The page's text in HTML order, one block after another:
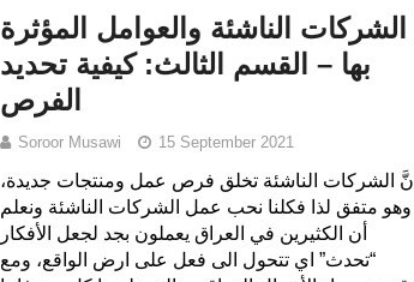
الشركات الناشئة والعوامل المؤثرة
بها – القسم الثالث: كيفية تحديد
الفرص
Soroor Musawi 15 September 2021
إنَّ الشركات الناشئة تخلق فرص عمل ومنتجات جديدة،
وهو متفق لذا فكلنا نحب عمل الشركات الناشئة ونعلم
أن الكثيرين في العراق يعملون بجد لجعل الأفكار
“تحدث” اي تتحول الى فعل على ارض الواقع، ومع